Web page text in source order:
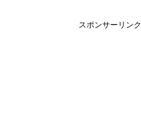
スポンサーリンク